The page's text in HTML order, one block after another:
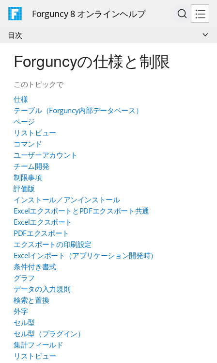
Forguncy 8 オンラインヘルプ
目次
Forguncyの仕様と制限
このトピックで
仕様
テーブル（Forguncy内部データベース）
ページ
リストビュー
コマンド
ユーザーアカウント
チーム開発
制限事項
評価版
インストール／アンインストール
ExcelエクスポートとPDFエクスポート共通
Excelエクスポート
PDFエクスポート
エクスポートの印刷設定
Excelインポート（アプリケーション開発時）
条件付き書式
グラフ
データの入力規則
検索と置換
外字
セル型
セル型（プラグイン）
集計フィールド
リストビュー